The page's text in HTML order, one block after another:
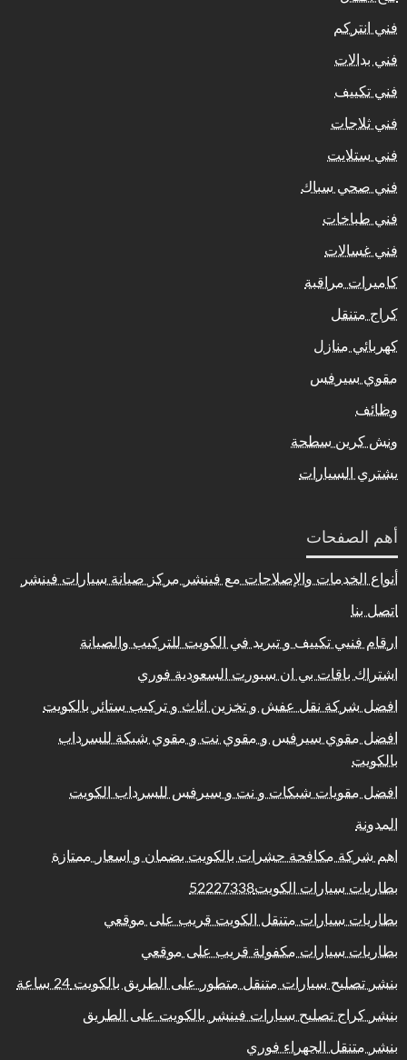
فني انتركم
فني بدالات
فني تكييف
فني ثلاجات
فني ستلايت
فني صحي سباك
فني طباخات
فني غسالات
كاميرات مراقبة
كراج متنقل
كهربائي منازل
مقوي سيرفس
وظائف
ونش كرين سطحة
يشتري السيارات
أهم الصفحات
أنواع الخدمات والإصلاحات مع فينشر مركز صيانة سيارات فينشر
اتصل بنا
ارقام فنيي تكييف و تبريد في الكويت للتركيب والصيانة
اشتراك باقات بي ان سبورت السعودية فوري
افضل شركة نقل عفش و تخزين اثاث و تركيب ستائر بالكويت
افضل مقوي سيرفس و مقوي نت و مقوي شبكة للسرداب
بالكويت
افضل مقويات شبكات و نت و سيرفس للسرداب الكويت
المدونة
اهم شركة مكافحة حشرات بالكويت بضمان و اسعار ممتازة
بطاريات سيارات الكويت52227338
بطاريات سيارات متنقل الكويت قريب على موقعي
بطاريات سيارات مكفولة قريب على موقعي
بنشر تصليح سيارات متنقل متطور على الطريق بالكويت 24 ساعة
بنشر كراج تصليح سيارات فينشر بالكويت على الطريق
بنشر متنقل الجهراء فوري